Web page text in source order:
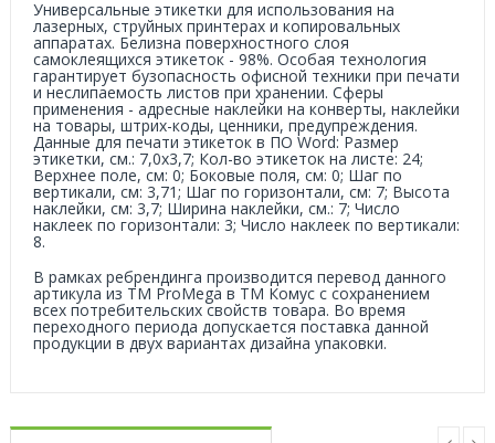
Универсальные этикетки для использования на
лазерных, струйных принтерах и копировальных
аппаратах. Белизна поверхностного слоя
самоклеящихся этикеток - 98%. Особая технология
гарантирует бузопасность офисной техники при печати
и неслипаемость листов при хранении. Сферы
применения - адресные наклейки на конверты, наклейки
на товары, штрих-коды, ценники, предупреждения.
Данные для печати этикеток в ПО Word: Размер
этикетки, см.: 7,0х3,7; Кол-во этикеток на листе: 24;
Верхнее поле, см: 0; Боковые поля, см: 0; Шаг по
вертикали, см: 3,71; Шаг по горизонтали, см: 7; Высота
наклейки, см: 3,7; Ширина наклейки, см.: 7; Число
наклеек по горизонтали: 3; Число наклеек по вертикали:
8.
В рамках ребрендинга производится перевод данного
артикула из ТМ ProMega в ТМ Комус с сохранением
всех потребительских свойств товара. Во время
переходного периода допускается поставка данной
продукции в двух вариантах дизайна упаковки.